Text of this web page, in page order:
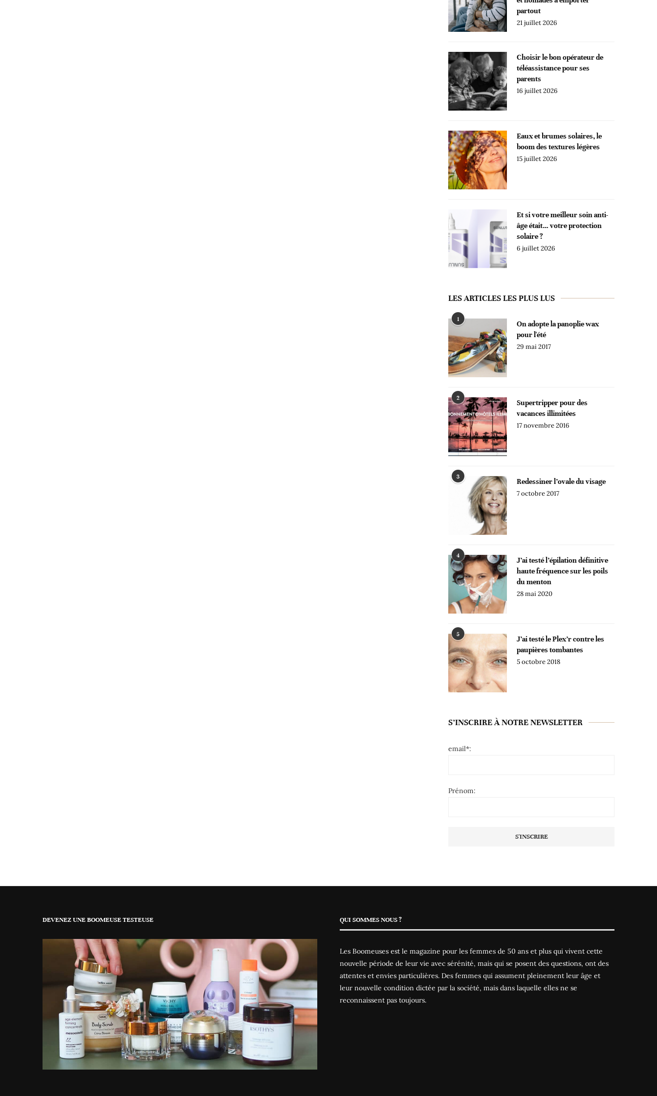
partout
21 juillet 2026
Choisir le bon opérateur de
téléassistance pour ses
parents
16 juillet 2026
Eaux et brumes solaires, le
boom des textures légères
15 juillet 2026
Et si votre meilleur soin anti-
âge était… votre protection
solaire ?
6 juillet 2026
LES ARTICLES LES PLUS LUS
1
On adopte la panoplie wax
pour l'été
29 mai 2017
2
Supertripper pour des
vacances illimitées
17 novembre 2016
3
Redessiner l’ovale du visage
7 octobre 2017
4
J’ai testé l’épilation définitive
haute fréquence sur les poils
du menton
28 mai 2020
5
J’ai testé le Plex’r contre les
paupières tombantes
5 octobre 2018
S’INSCRIRE À NOTRE NEWSLETTER
email*:
Prénom:
DEVENEZ UNE BOOMEUSE TESTEUSE QUI SOMMES NOUS ?
Les Boomeuses est le magazine pour les femmes de 50 ans et plus qui vivent cette
nouvelle période de leur vie avec sérénité, mais qui se posent des questions, ont des
attentes et envies particulières. Des femmes qui assument pleinement leur âge et
leur nouvelle condition dictée par la société, mais dans laquelle elles ne se
reconnaissent pas toujours.